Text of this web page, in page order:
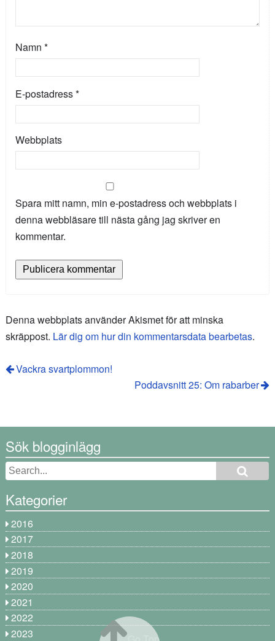
Namn *
E-postadress*
Webbplats
Spara mitt namn, min e-postadress och webbplats i
denna webbläsare till nästa gång jag skriver en
kommentar.
Denna webbplats använder Akismet för att minska
skräppost. Lär dig om hur din kommentarsdata bearbetas.
Vackra svartplommon!
Poddavsnitt 25: Om rabarber
Sök blogginlägg
Kategorier
2016
2017
2018
2019
2020
2021
2022
2023